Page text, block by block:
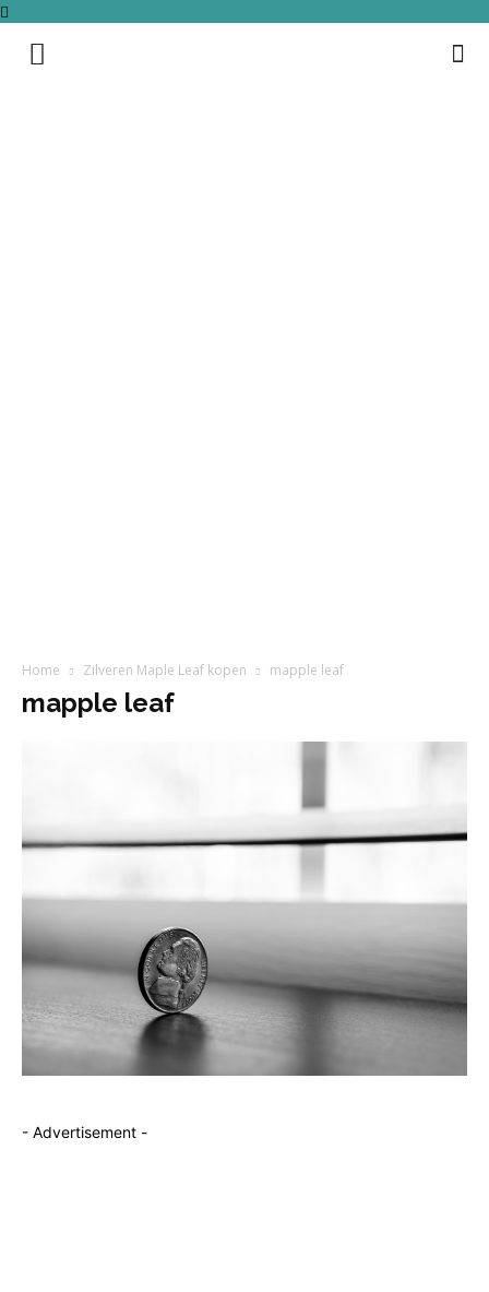
Home Zilveren Maple Leaf kopen mapple leaf
mapple leaf
- Advertisement -